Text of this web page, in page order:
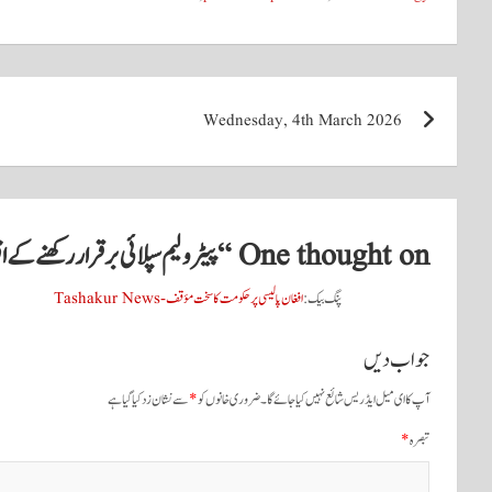
pp
پوسٹوں
نیویگیشن
Wednesday, 4th March 2026
One thought on “ پیٹرولیم سپلائی برقرار رکھنے
پنگ بیک:افغان پالیسی پر حکومت کا سخت مؤقف - Tashakur News
جواب دیں
آپ کا ای میل ایڈریس شائع نہیں کیا جائے گا۔ضروری خانوں کو*سے نشان زد کیا گیا ہے
تبصرہ*